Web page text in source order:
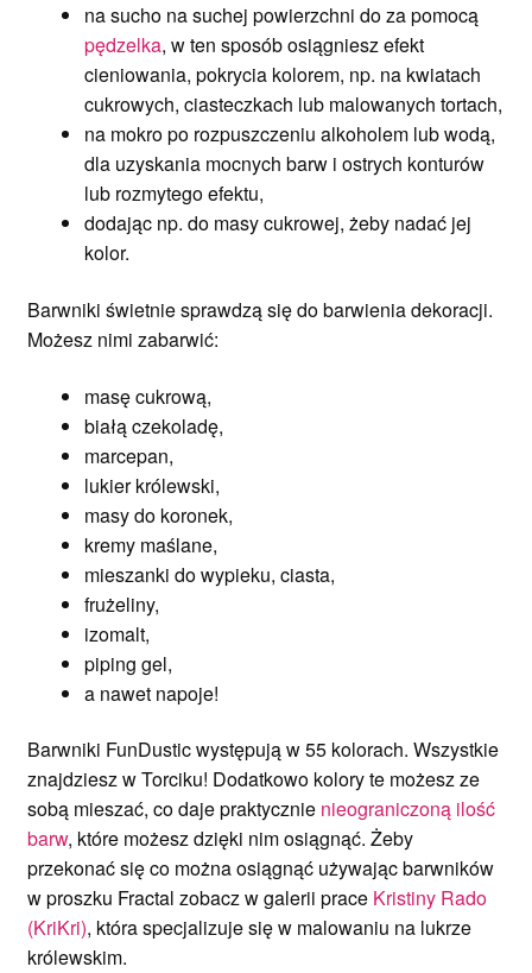
na sucho na suchej powierzchni do za pomocą
pędzelka, w ten sposób osiągniesz efekt
cieniowania, pokrycia kolorem, np. na kwiatach
cukrowych, ciasteczkach lub malowanych tortach,
na mokropo rozpuszczeniu alkoholem lub wodą,
dla uzyskania mocnych barw i ostrych konturów
lub rozmytego efektu,
dodając np. do masy cukrowej, żeby nadać jej
kolor.
Barwniki świetnie sprawdzą się do barwienia dekoracji.
Możesz nimi zabarwić:
masę cukrową,
białą czekoladę,
marcepan,
lukier królewski,
masy do koronek,
kremy maślane,
mieszanki do wypieku, ciasta,
frużeliny,
izomalt,
piping gel,
a nawet napoje!
Barwniki FunDustic występują w 55 kolorach. Wszystkie
znajdziesz w Torciku! Dodatkowo kolory te możesz ze
sobą mieszać, co daje praktycznie nieograniczoną ilość
barw, które możesz dzięki nim osiągnąć. Żeby
przekonać się co można osiągnąć używając barwników
w proszku Fractal zobacz w galerii prace Kristiny Rado
(KriKri), która specjalizuje się w malowaniu na lukrze
królewskim.